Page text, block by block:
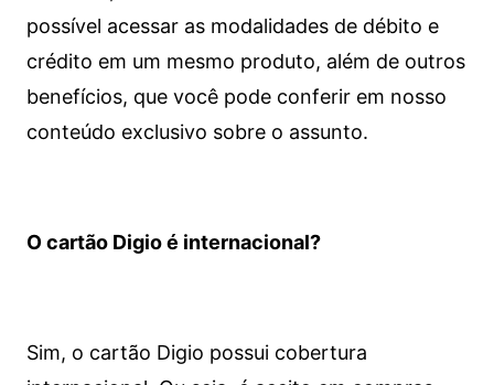
possível acessar as modalidades de débito e
crédito em um mesmo produto, além de outros
benefícios, que você pode conferir em nosso
conteúdo exclusivo sobre o assunto.
O cartão Digio é internacional?
Sim, o cartão Digio possui cobertura